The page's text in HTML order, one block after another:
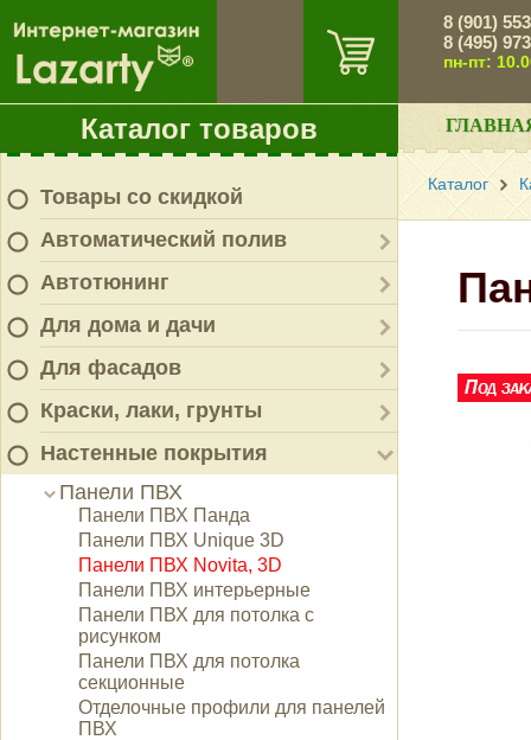
Каталог товаров
Товары со скидкой
Автоматический полив
Автотюнинг
Для дома и дачи
Для фасадов
Краски, лаки, грунты
Настенные покрытия
Панели ПВХ
Панели ПВХ Панда
Панели ПВХ Unique 3D
Панели ПВХ Novita, 3D
Панели ПВХ интерьерные
Панели ПВХ для потолка с
рисунком
Панели ПВХ для потолка
секционные
Отделочные профили для панелей
ПВХ
8 (901)
8 (495)
пн-пт:
Каталог